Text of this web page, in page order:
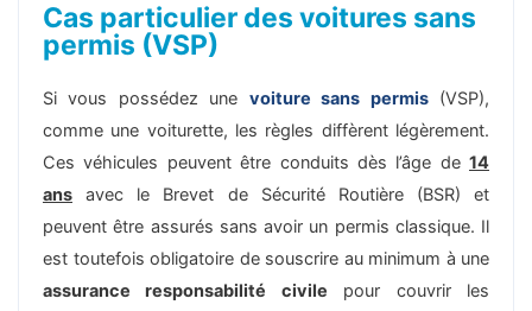
Cas particulier des voitures sans
permis (VSP)
Si vous possédez une voiture sans permis(VSP),
comme une voiturette, les règles diffèrent légèrement.
Ces véhicules peuvent être conduits dès l’âge de 14
ans avec le Brevet de Sécurité Routière (BSR) et
peuvent être assurés sans avoir un permis classique. Il
est toutefois obligatoire de souscrire au minimum à une
assurance responsabilité civile pour couvrir les